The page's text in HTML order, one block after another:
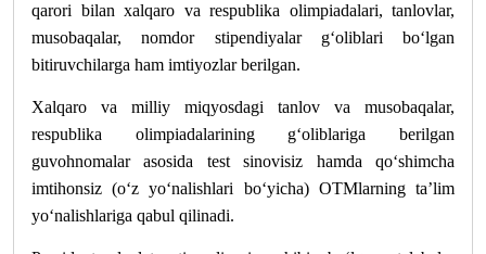
qarori bilan xalqaro va respublika olimpiadalari, tanlovlar,
musobaqalar, nomdor stipendiyalar g‘oliblari bo‘lgan
bitiruvchilarga ham imtiyozlar berilgan.
Xalqaro va milliy miqyosdagi tanlov va musobaqalar,
respublika olimpiadalarining g‘oliblariga berilgan
guvohnomalar asosida test sinovisiz hamda qo‘shimcha
imtihonsiz (o‘z yo‘nalishlari bo‘yicha) OTMlarning ta’lim
yo‘nalishlariga qabul qilinadi.